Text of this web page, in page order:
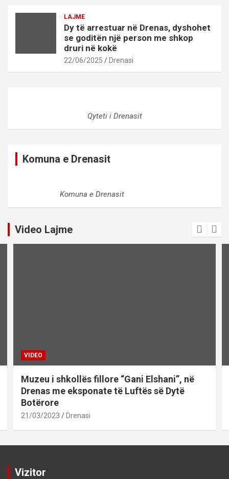
LAJME
Dy të arrestuar në Drenas, dyshohet
se goditën një person me shkop
druri në kokë
22/06/2025 Drenasi
Qyteti i Drenasit
Komuna e Drenasit
Komuna e Drenasit
Video Lajme
VIDEO
Muzeu i shkollës fillore “Gani Elshani”, në
Drenas me eksponate të Luftës së Dytë
Botërore
21/03/2023 Drenasi
Vizitor